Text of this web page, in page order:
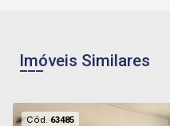
Imóveis Similares
Cód. 63485